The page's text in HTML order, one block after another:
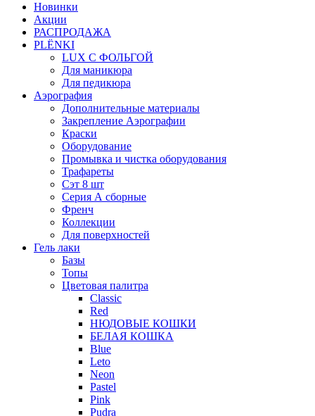
Новинки
Акции
РАСПРОДАЖА
PLЁNKI
LUX С ФОЛЬГОЙ
Для маникюра
Для педикюра
Аэрография
Дополнительные материалы
Закрепление Аэрографии
Краски
Оборудование
Промывка и чистка оборудования
Трафареты
Сэт 8 шт
Серия А сборные
Френч
Коллекции
Для поверхностей
Гель лаки
Базы
Топы
Цветовая палитра
Classic
Red
НЮДОВЫЕ КОШКИ
БЕЛАЯ КОШКА
Blue
Leto
Neon
Pastel
Pink
Pudra